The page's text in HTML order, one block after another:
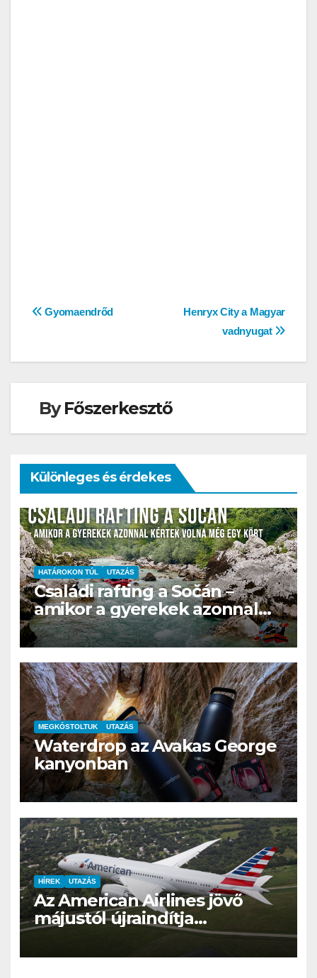
Bejegyzés
Henryx City a Magyar
vadnyugat
Gyomaendrőd
ByFőszerkesztő
Különleges és érdekes
HATÁROKON TÚL UTAZÁS
Családi rafting a Sočán –
amikor a gyerekek azonnal
kértek volna még egy kört
MEGKÓSTOLTUK UTAZÁS
Waterdrop az Avakas George
kanyonban
HÍREK UTAZÁS
Az American Airlines jövő
májustól újraindítja
Budapest–Philadelphia
járatát